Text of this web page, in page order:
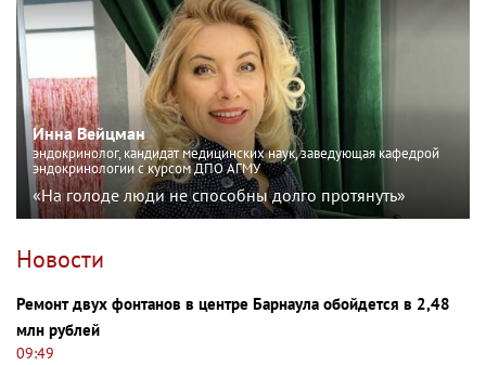
Инна Вейцман
эндокринолог, кандидат медицинских наук, заведующая кафедрой
эндокринологии с курсом ДПО АГМУ
«На голоде люди не способны долго протянуть»
Новости
Ремонт двух фонтанов в центре Барнаула обойдется в 2,48
млн рублей
09:49